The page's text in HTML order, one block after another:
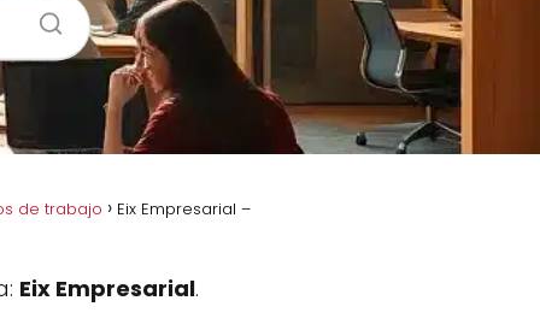
de trabajo Eix Empresarial –
Eix Empresarial.